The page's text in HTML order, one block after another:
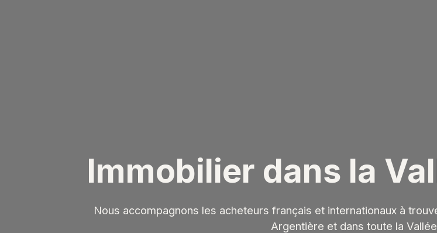
Immobilier dans la
Nous accompagnons les acheteurs français et internationaux à
Argentière et dans toute la